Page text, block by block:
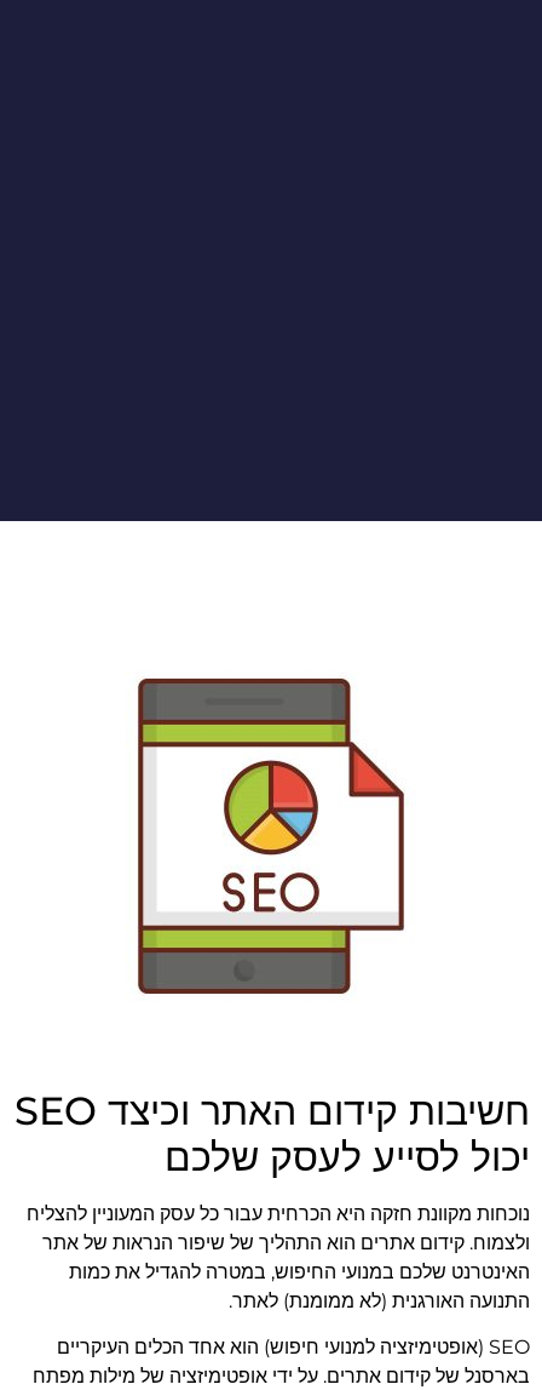
חשיבות קידום האתר וכיצד SEO
יכול לסייע לעסק שלכם
נוכחות מקוונת חזקה היא הכרחית עבור כל עסק המעוניין להצליח
ולצמוח. קידום אתרים הוא התהליך של שיפור הנראות של אתר
האינטרנט שלכם במנועי החיפוש, במטרה להגדיל את כמות
התנועה האורגנית (לא ממומנת) לאתר.
SEO (אופטימיזציה למנועי חיפוש) הוא אחד הכלים העיקריים
בארסנל של קידום אתרים. על ידי אופטימיזציה של מילות מפתח